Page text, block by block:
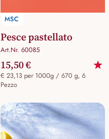
MSC
Pesce pastellato
Art.Nr. 60085
15,50 €
€ 23,13 per 1000g / 670 g, 6
Pezzo